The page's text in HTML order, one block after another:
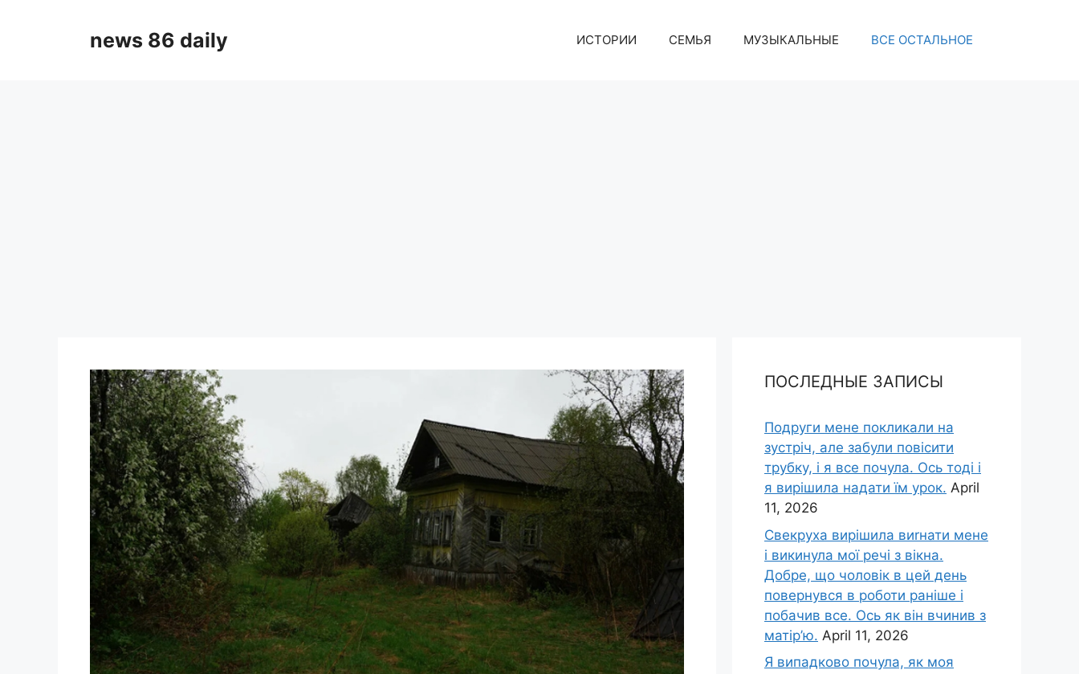
news 86 daily ИСТОРИИ СЕМЬЯ МУЗЫКАЛЬНЫЕ ВСЕ ОСТАЛЬНОЕ
ПОСЛЕДНЫЕ ЗАПИСЫ
Подруги мене покликали на
зустріч, але забули повісити
трубку, і я все почула. Ось тоді і
я вирішила надати їм урок. April
11, 2026
Свекруха вирішила виrнати мене
і викинула мої речі з вікна.
Добре, що чоловік в цей день
повернувся в роботи раніше і
побачив все. Ось як він вчинив з
матір’ю. April 11, 2026
Я випадково почула, як моя